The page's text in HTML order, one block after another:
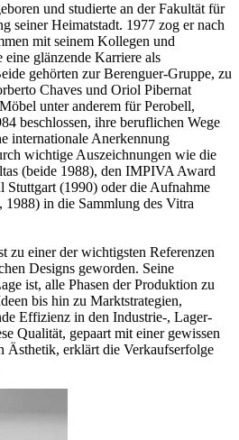
und studierte an der Fakultät für
seiner Heimatstadt. 1977 zog er nach
mit seinem Kollegen und
glänzende Karriere als
gehörten zur Berenguer-Gruppe, zu
Chaves und Oriol Pibernat
unter anderem für Perobell,
beschlossen, ihre beruflichen Wege
internationale Anerkennung
wichtige Auszeichnungen wie die
(beide 1988), den IMPIVA Award
(1990) oder die Aufnahme
1988) in die Sammlung des Vitra
zu einer der wichtigsten Referenzen
Designs geworden. Seine
ist, alle Phasen der Produktion zu
bis hin zu Marktstrategien,
Effizienz in den Industrie-, Lager-
Qualität, gepaart mit einer gewissen
Ästhetik, erklärt die Verkaufserfolge